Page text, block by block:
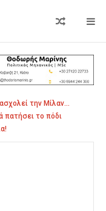
την Μίλαν…
πατήσει το πόδι